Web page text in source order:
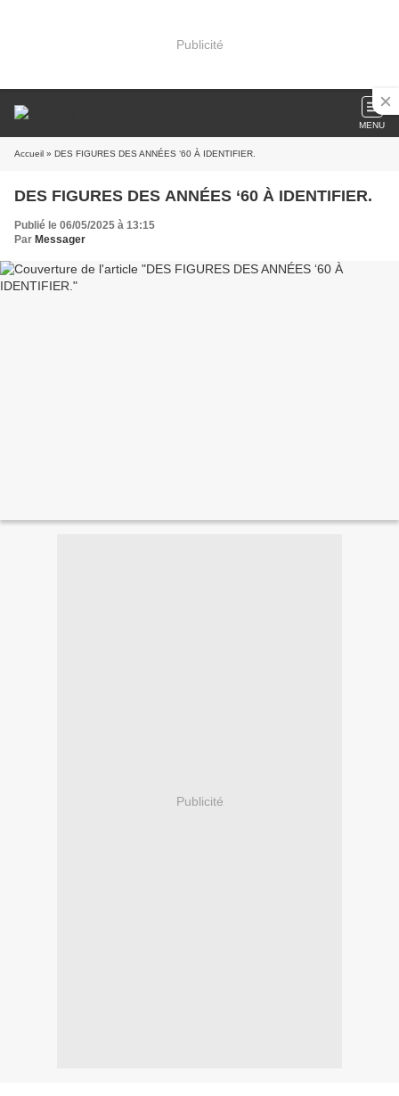
Publicité
MENU
Accueil » DES FIGURES DES ANNÉES ‘60 À IDENTIFIER.
DES FIGURES DES ANNÉES ‘60 À IDENTIFIER.
Publié le 06/05/2025 à 13:15
Par Messager
Publicité